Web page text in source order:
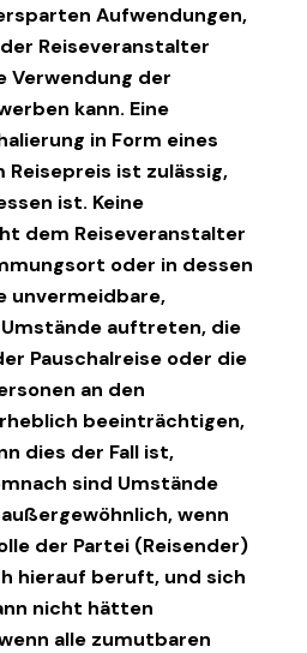
Aufwendungen,
Reiseveranstalter
Verwendung der
kann. Eine
in Form eines
ist zulässig,
ist. Keine
dem Reiseveranstalter
oder in dessen
unvermeidbare,
auftreten, die
Pauschalreise oder die
an den
beeinträchtigen,
dies der Fall ist,
sind Umstände
wenn
der Partei (Reisender)
hierauf beruft, und sich
nicht hätten
alle zumutbaren